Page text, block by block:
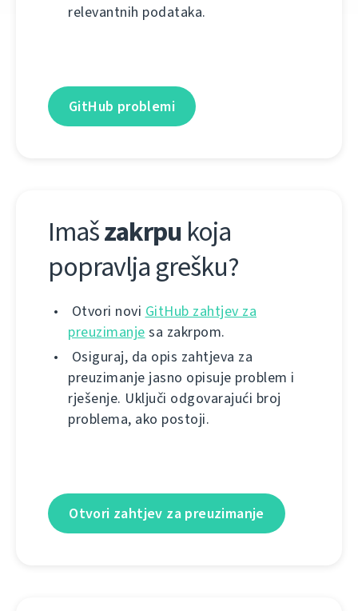
relevantnih podataka.
GitHub problemi
Imašzakrpu koja
popravlja grešku?
Otvori novi GitHub zahtjev za
preuzimanje sa zakrpom.
Osiguraj, da opis zahtjeva za
preuzimanje jasno opisuje problem i
rješenje. Uključi odgovarajući broj
problema, ako postoji.
Otvori zahtjev za preuzimanje